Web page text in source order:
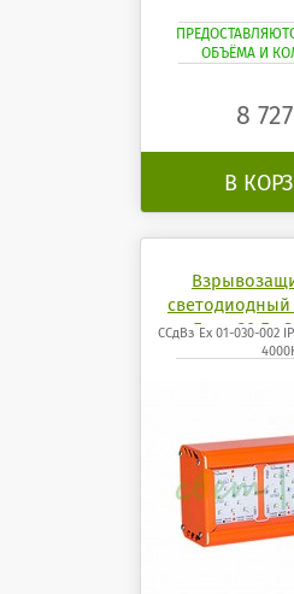
ОБЪЁМА И
8 727
В
светодиодный
Бриз 30 Ех
ССдВз Ех 01-030-002